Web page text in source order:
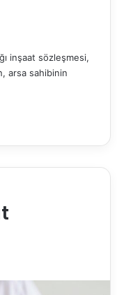
inşaat sözleşmesi,
arsa sahibinin